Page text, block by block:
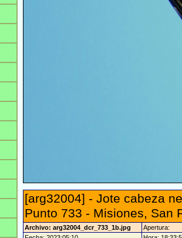
[arg32004] - Jote cabeza
Punto 733 - Misiones, San
Archivo: arg32004_dcr_733_1b.jpg
Apertura: